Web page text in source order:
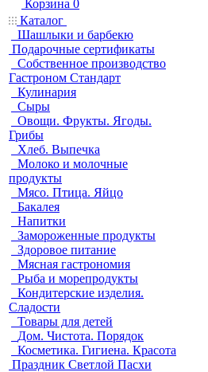
Корзина 0
Каталог
Шашлыки и барбекю
Подарочные сертификаты
Собственное производство
Гастроном Стандарт
Кулинария
Сыры
Овощи. Фрукты. Ягоды.
Грибы
Хлеб. Выпечка
Молоко и молочные
продукты
Мясо. Птица. Яйцо
Бакалея
Напитки
Замороженные продукты
Здоровое питание
Мясная гастрономия
Рыба и морепродукты
Кондитерские изделия.
Сладости
Товары для детей
Дом. Чистота. Порядок
Косметика. Гигиена. Красота
Праздник Светлой Пасхи